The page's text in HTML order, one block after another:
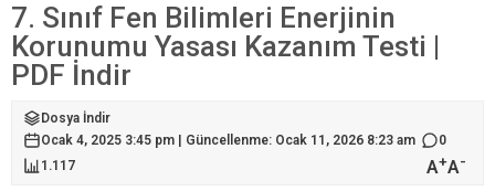
7. Sınıf Fen Bilimleri Enerjinin
Korunumu Yasası Kazanım Testi |
PDF İndir
Dosya İndir
Ocak 4, 2025 3:45 pm | Güncellenme: Ocak 11, 2026 8:23 am
0
1.117
A+A-